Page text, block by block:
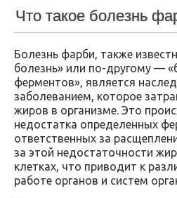
Что такое болезнь
Болезнь фарби, также
болезнь» или по-другому —
ферментов», является
заболеванием, которое
жиров в организме. Это
недостатка определенных
ответственных за
за этой недостаточности
клетках, что приводит к
работе органов и систем